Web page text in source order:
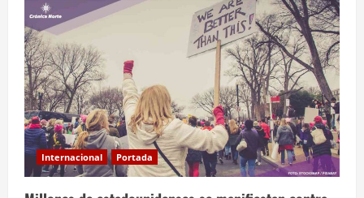
Internacional Portada